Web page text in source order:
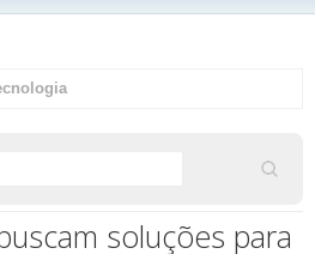
soluções para